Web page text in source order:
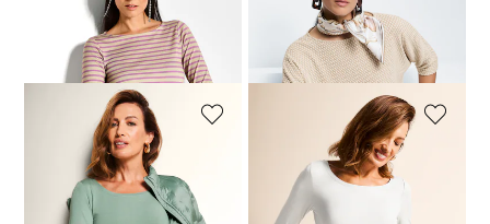
MADELEINE
Ringelshirt mit 3/4-Ärmeln
69,00 CHF139,00 CHF
MADELEINE
Shirt mit Fledermaus-Ärmeln
159,00 CHF179,00 CHF
MADELEINE
Shirt mit U-Boot-Ausschnitt
79,00 CHF119,00 CHF
+2 Farben
MADELEINE
Shirt mit U-Boot-Ausschnitt
119,00 CHF
+2 Farben